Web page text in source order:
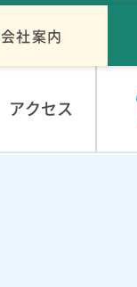
アクセス
会社案内